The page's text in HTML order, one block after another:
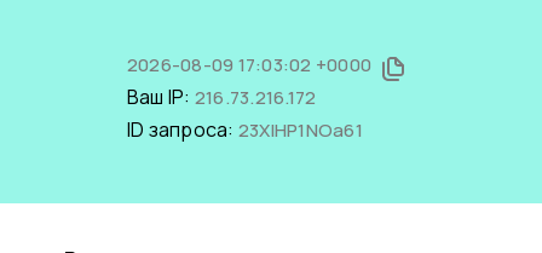
2026-08-09 17:03:02 +0000
Ваш IP: 216.73.216.172
ID запроса: 23XIHP1NOa61